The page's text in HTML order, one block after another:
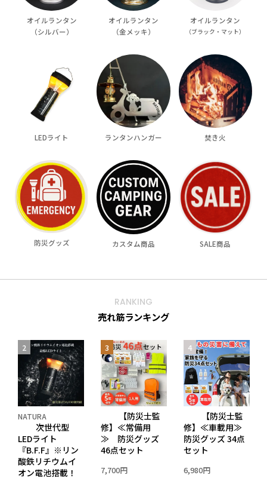
オイルランタン
（シルバー）
オイルランタン
（金メッキ）
オイルランタン
（ブラック・マット）
LEDライト ランタンハンガー 焚き火
防災グッズ カスタム商品 SALE商品
RANKING
売れ筋ランキング
NATURA
次世代型
LEDライト
『B.F.F』※リン
酸鉄リチウムイ
オン電池搭載！
【防災士監
修】≪常備用
≫ 防災グッズ
46点セット
7,700円
【防災士監
修】≪車載用≫
防災グッズ 34点
セット
6,980円